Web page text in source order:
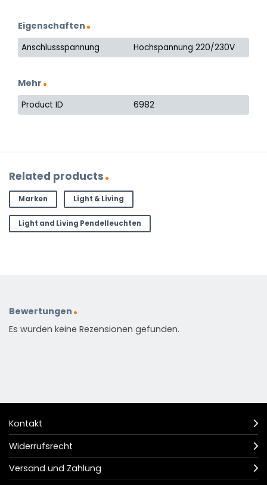
Eigenschaften
Anschlussspannung Hochspannung 220/230V
Mehr
Product ID 6982
Related products
Marken Light & Living
Light and Living Pendelleuchten
Bewertungen
Es wurden keine Rezensionen gefunden.
Kontakt
Widerrufsrecht
Versand und Zahlung